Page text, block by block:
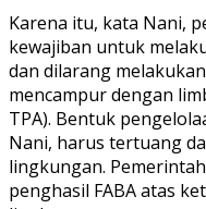
Karena itu, kata Nani,
kewajiban untuk
dan dilarang
mencampur dengan
TPA). Bentuk
Nani, harus tertuang
lingkungan.
penghasil FABA atas